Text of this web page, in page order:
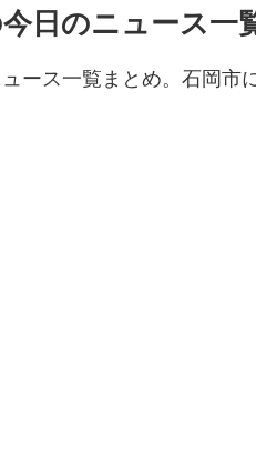
日のニュース一
ース一覧まとめ。石岡市